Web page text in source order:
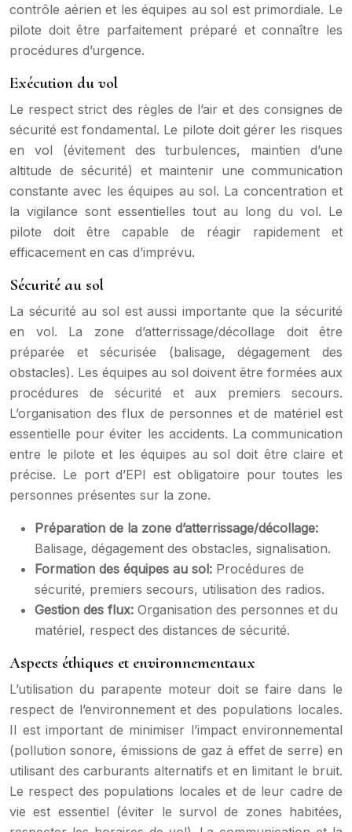
contrôle aérien et les équipes au sol est primordiale. Le
pilote doit être parfaitement préparé et connaître les
procédures d’urgence.
Exécution du vol
Le respect strict des règles de l’air et des consignes de
sécurité est fondamental. Le pilote doit gérer les risques
en vol (évitement des turbulences, maintien d’une
altitude de sécurité) et maintenir une communication
constante avec les équipes au sol. La concentration et
la vigilance sont essentielles tout au long du vol. Le
pilote doit être capable de réagir rapidement et
efficacement en cas d’imprévu.
Sécurité au sol
La sécurité au sol est aussi importante que la sécurité
en vol. La zone d’atterrissage/décollage doit être
préparée et sécurisée (balisage, dégagement des
obstacles). Les équipes au sol doivent être formées aux
procédures de sécurité et aux premiers secours.
L’organisation des flux de personnes et de matériel est
essentielle pour éviter les accidents. La communication
entre le pilote et les équipes au sol doit être claire et
précise. Le port d’EPI est obligatoire pour toutes les
personnes présentes sur la zone.
Préparation de la zone d’atterrissage/décollage:
Balisage, dégagement des obstacles, signalisation.
Formation des équipes au sol: Procédures de
sécurité, premiers secours, utilisation des radios.
Gestion des flux: Organisation des personnes et du
matériel, respect des distances de sécurité.
Aspects éthiques et environnementaux
L’utilisation du parapente moteur doit se faire dans le
respect de l’environnement et des populations locales.
Il est important de minimiser l’impact environnemental
(pollution sonore, émissions de gaz à effet de serre) en
utilisant des carburants alternatifs et en limitant le bruit.
Le respect des populations locales et de leur cadre de
vie est essentiel (éviter le survol de zones habitées,